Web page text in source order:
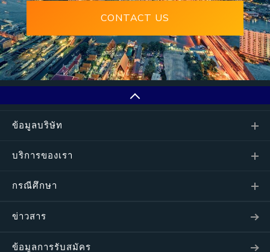
CONTACT US
ข้อมูลบริษัท
บริการของเรา
กรณีศึกษา
ข่าวสาร
ข้อมูลการรับสมัคร